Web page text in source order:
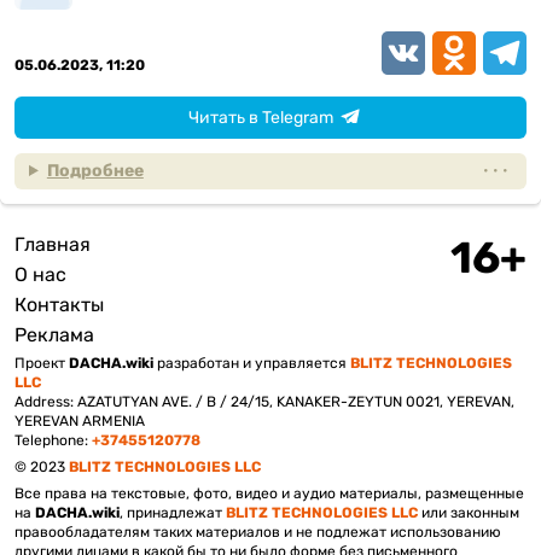
05.06.2023, 11:20
VK
Читать в Telegram
Подробнее
Подвал
Главная
О нас
Контакты
Реклама
Проект DACHA.wiki разработан и управляется BLITZ TECHNOLOGIES
LLC
Address: AZATUTYAN AVE. / B / 24/15, KANAKER-ZEYTUN 0021, YEREVAN,
YEREVAN ARMENIA
Telephone: +37455120778
© 2023 BLITZ TECHNOLOGIES LLC
Все права на текстовые, фото, видео и аудио материалы, размещенные
на DACHA.wiki, принадлежат BLITZ TECHNOLOGIES LLC или законным
правообладателям таких материалов и не подлежат использованию
другими лицами в какой бы то ни было форме без письменного